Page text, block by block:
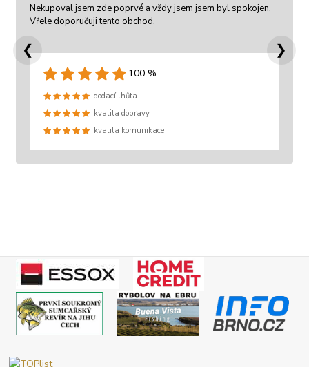
Nekupoval jsem zde poprvé a vždy jsem jsem byl spokojen.
Vřele doporučuji tento obchod.
100 %
dodací lhůta
kvalita dopravy
kvalita komunikace
❮ ❯